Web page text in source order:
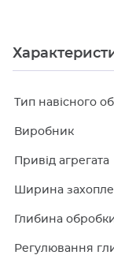
Тип навісного
Виробник
Привід агрегата
Ширина
Глибина
Регулювання